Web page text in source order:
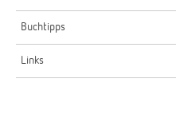
Buchtipps
Links